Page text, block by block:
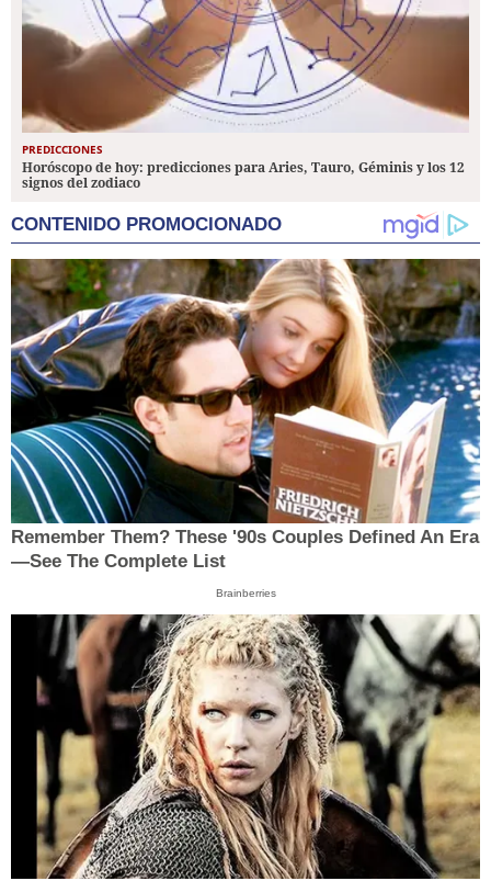
PREDICCIONES
Horóscopo de hoy: predicciones para Aries, Tauro, Géminis y los 12
signos del zodiaco
CONTENIDO PROMOCIONADO
Remember Them? These '90s Couples Defined An Era
—See The Complete List
Brainberries